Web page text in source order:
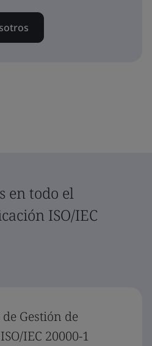
en todo el
ISO/IEC
Gestión de
IEC 20000-1